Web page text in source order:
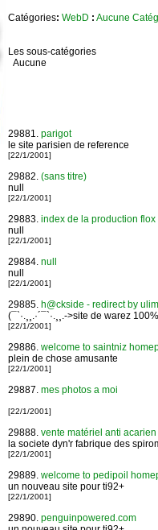
Catégories: WebD : Aucune
Les sous-catégories
Aucune
29881. parigot
le site parisien de reference
[22/1/2001]
29882. (sans titre)
null
[22/1/2001]
29883. index de la production
null
[22/1/2001]
29884. null
null
[22/1/2001]
29885. h@ckside - redirect by
(¯`·.¸¸.·´¯`·.¸¸.->site de warez
[22/1/2001]
29886. welcome to saintniz
plein de chose amusante
[22/1/2001]
29887. mes photos a moi
[22/1/2001]
29888. vente matériel anti
la societe dyn'r fabrique des
[22/1/2001]
29889. welcome to pedipoil
un nouveau site pour ti92+
[22/1/2001]
29890. penguinpowered.com